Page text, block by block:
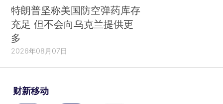
特朗普坚称美国防空弹药库存
充足 但不会向乌克兰提供更
多
2026年08月07日
财新移动